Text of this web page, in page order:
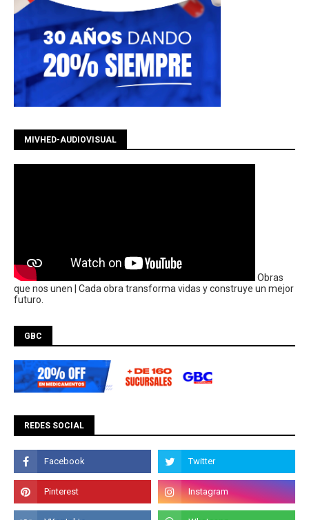
MIVHED-AUDIOVISUAL
Obras
que nos unen | Cada obra transforma vidas y construye un mejor
futuro.
GBC
REDES SOCIAL